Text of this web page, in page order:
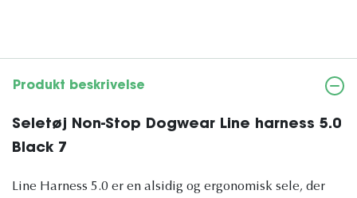
Produkt beskrivelse
Seletøj Non-Stop Dogwear Line harness 5.0
Black 7
Line Harness 5.0 er en alsidig og ergonomisk sele, der